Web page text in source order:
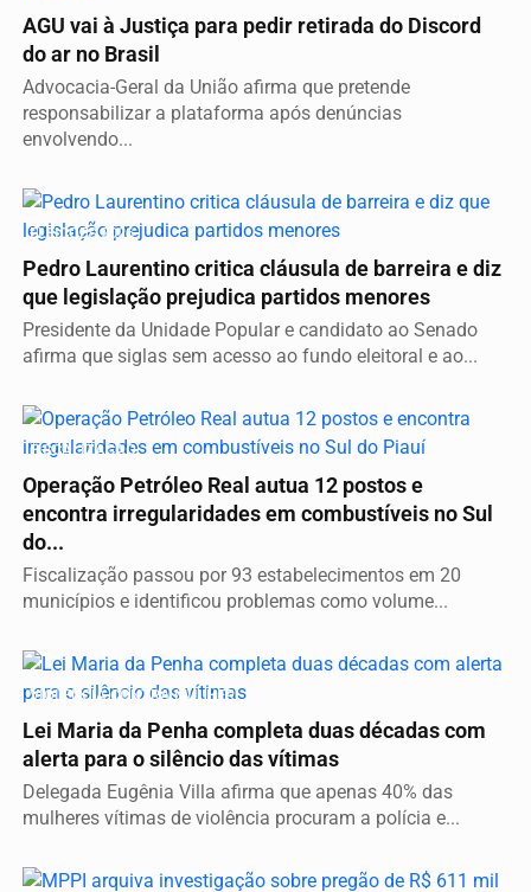
AGU vai à Justiça para pedir retirada do Discord
do ar no Brasil
Advocacia-Geral da União afirma que pretende
responsabilizar a plataforma após denúncias
envolvendo...
ELEIÇÕES 2026
Pedro Laurentino critica cláusula de barreira e diz
que legislação prejudica partidos menores
Presidente da Unidade Popular e candidato ao Senado
afirma que siglas sem acesso ao fundo eleitoral e ao...
FISCALIZAÇÃO
Operação Petróleo Real autua 12 postos e
encontra irregularidades em combustíveis no Sul
do...
Fiscalização passou por 93 estabelecimentos em 20
municípios e identificou problemas como volume...
VIOLÊNCIA CONTRA MULHER
Lei Maria da Penha completa duas décadas com
alerta para o silêncio das vítimas
Delegada Eugênia Villa afirma que apenas 40% das
mulheres vítimas de violência procuram a polícia e...